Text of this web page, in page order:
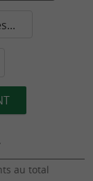
au total